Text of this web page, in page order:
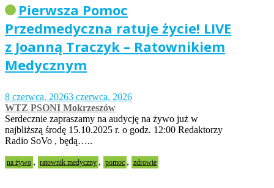
Pierwsza Pomoc
Przedmedyczna ratuje życie! LIVE
z Joanną Traczyk – Ratownikiem
Medycznym
8 czerwca, 20263 czerwca, 2026
WTZ PSONI Mokrzeszów
Serdecznie zapraszamy na audycję na żywo już w
najbliższą środę 15.10.2025 r. o godz. 12:00 Redaktorzy
Radio SoVo , będą…..
na żywo , ratownik medyczny , pomoc , zdrowie